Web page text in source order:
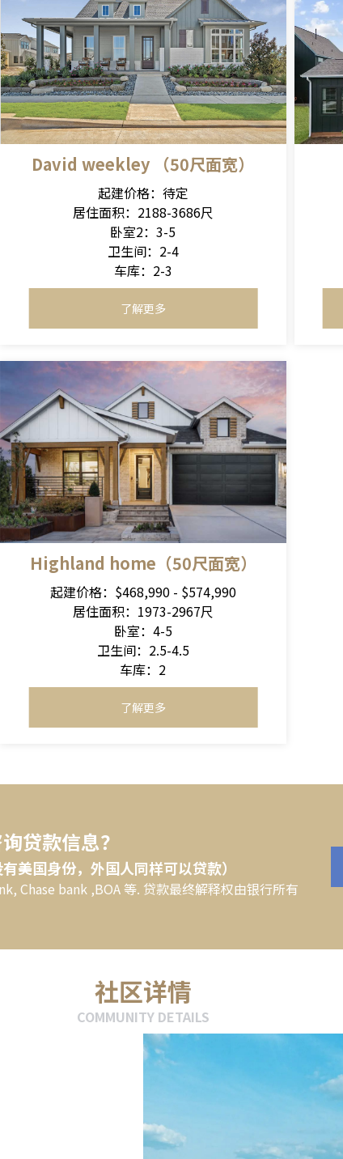
David weekley （50尺面宽）
起建价格：待定
居住面积：2188-3686尺
卧室2：3-5
卫生间：2-4
车库：2-3
了解更多
Highland home（50尺面宽）
起建价格：$468,990 - $574,990
居住面积：1973-2967尺
卧室：4-5
卫生间：2.5-4.5
车库：2
了解更多
贷款信息？
美国身份，外国人同样可以贷款）
Chase bank ,BOA 等. 贷款最终解释权由银行所有
社区详情
COMMUNITY DETAILS